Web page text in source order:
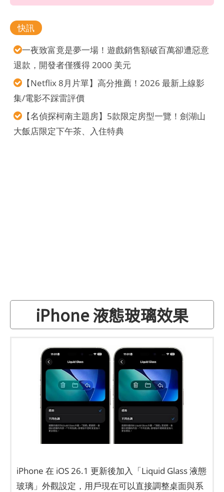
快訊
一夜致富竟是夢一場！遊戲銷售額破百萬卻遭惡意
退款，開發者僅獲得 2000 美元
【Netflix 8月片單】高分推薦！2026 最新上線影
集/電影不踩雷評價
【名偵探柯南主題房】5款限定房型一覽！劍湖山
大飯店限定下午茶、入住特典
iPhone 液態玻璃效果
iPhone 在 iOS 26.1 更新後加入「Liquid Glass 液態
玻璃」外觀設定，用戶現在可以直接調整桌面與系